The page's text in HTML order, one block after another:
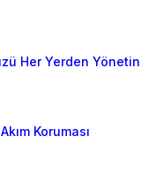
Her Yerden Yönetin
Koruması